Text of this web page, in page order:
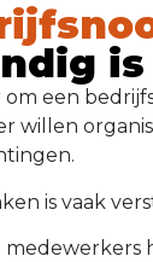
is
om een
willen
is vaak
medewerkers